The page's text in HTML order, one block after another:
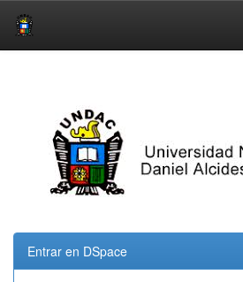
Entrar en DSpace